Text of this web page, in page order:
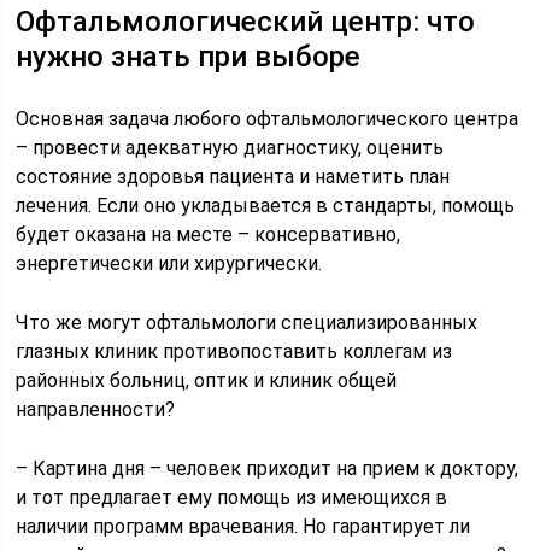
Офтальмологический центр: что
нужно знать при выборе
Основная задача любого офтальмологического центра
– провести адекватную диагностику, оценить
состояние здоровья пациента и наметить план
лечения. Если оно укладывается в стандарты, помощь
будет оказана на месте – консервативно,
энергетически или хирургически.
Что же могут офтальмологи специализированных
глазных клиник противопоставить коллегам из
районных больниц, оптик и клиник общей
направленности?
– Картина дня – человек приходит на прием к доктору,
и тот предлагает ему помощь из имеющихся в
наличии программ врачевания. Но гарантирует ли